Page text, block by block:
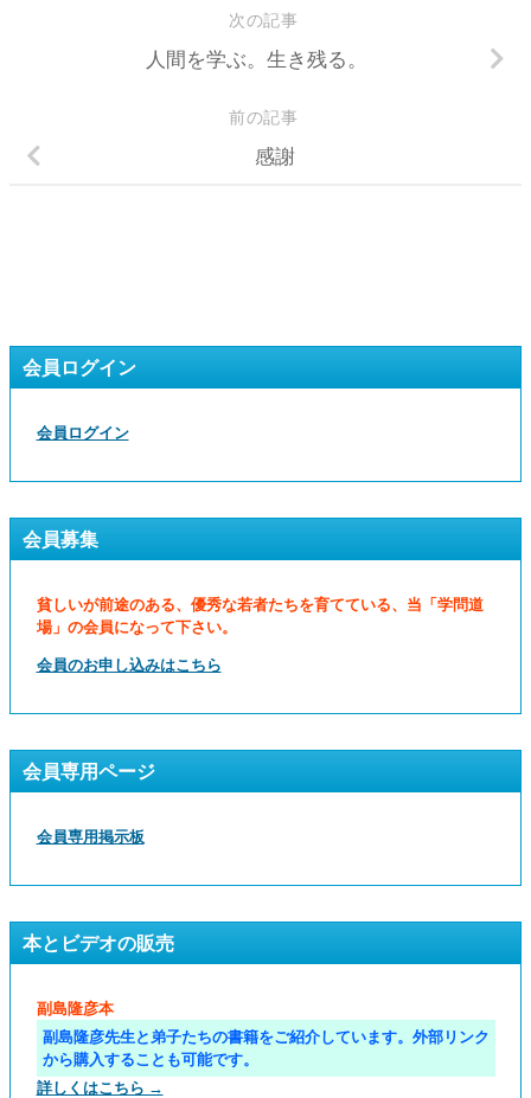
次の記事
人間を学ぶ。生き残る。
前の記事
感謝
会員ログイン
会員ログイン
会員募集
貧しいが前途のある、優秀な若者たちを育てている、当「学問道
場」の会員になって下さい。
会員のお申し込みはこちら
会員専用ページ
会員専用掲示板
本とビデオの販売
副島隆彦本
副島隆彦先生と弟子たちの書籍をご紹介しています。外部リンク
から購入することも可能です。
詳しくはこちら →